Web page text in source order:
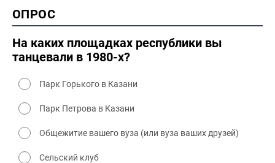
2000 промышленность
2000 культура
ОПРОС
На каких площадках республики вы
танцевали в 1980-х?
Парк Горького в Казани
Парк Петрова в Казани
Общежитие вашего вуза (или вуза ваших друзей)
Сельский клуб